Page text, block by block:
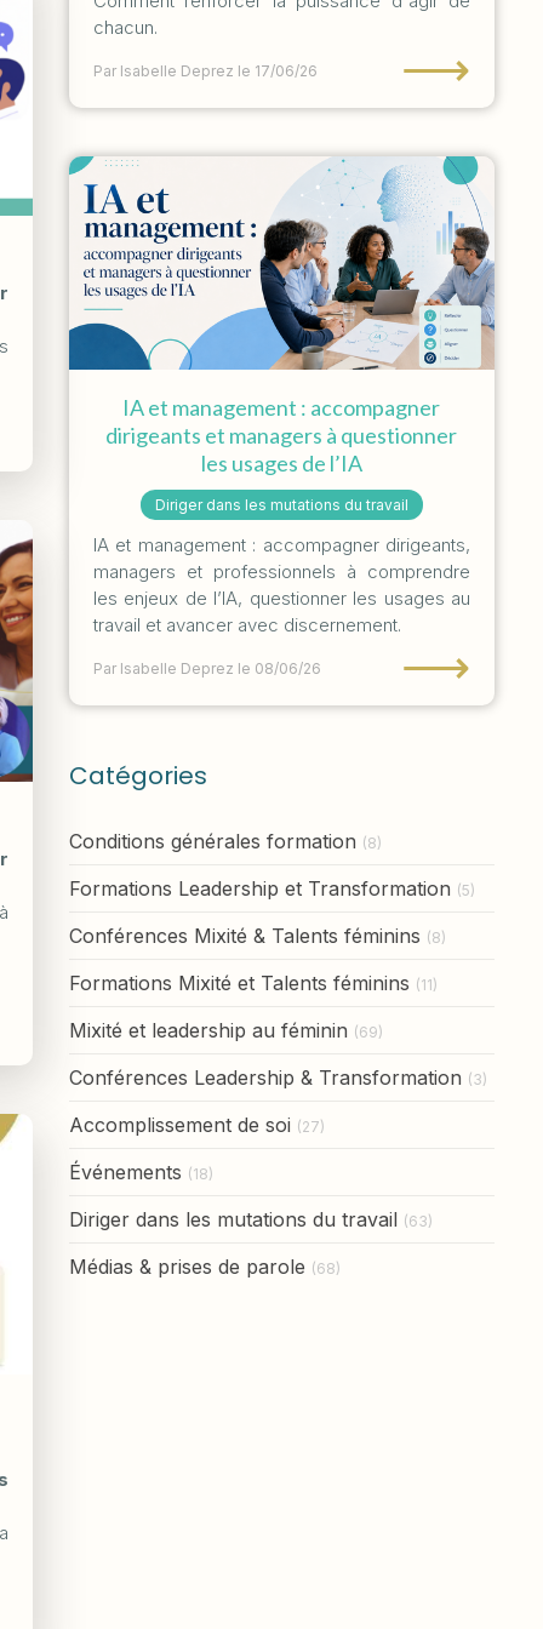
chacun.
Par Isabelle Deprez le 17/06/26 ⟶
IA et management : accompagner
dirigeants et managers à questionner
les usages de l’IA
Diriger dans les mutations du travail
IA et management : accompagner dirigeants,
managers et professionnels à comprendre
les enjeux de l’IA, questionner les usages au
travail et avancer avec discernement.
Par Isabelle Deprez le 08/06/26 ⟶
Catégories
Conditions générales formation (8)
Formations Leadership et Transformation (5)
Conférences Mixité & Talents féminins (8)
Formations Mixité et Talents féminins (11)
Mixité et leadership au féminin (69)
Conférences Leadership & Transformation (3)
Accomplissement de soi (27)
Événements (18)
Diriger dans les mutations du travail (63)
Médias & prises de parole (68)